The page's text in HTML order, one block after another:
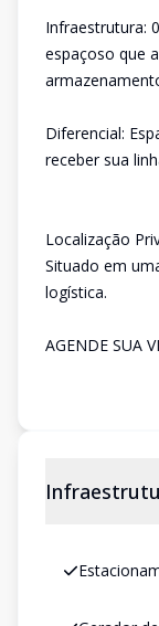
Infraestrutura:
espaçoso que
Diferencial:
receber sua
Localização
Situado em
logística.
AGENDE SUA